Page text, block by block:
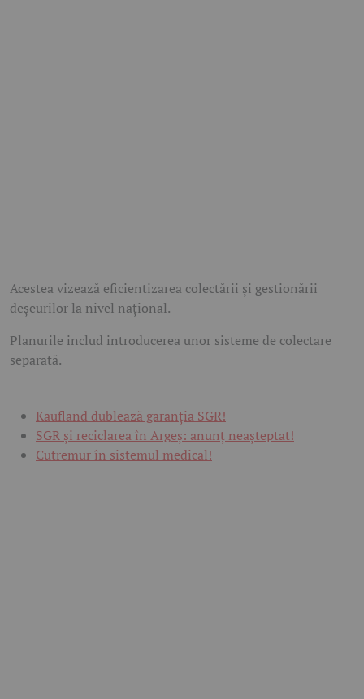
Acestea vizează eficientizarea colectării și gestionării
deșeurilor la nivel național.
Planurile includ introducerea unor sisteme de colectare
separată.
Kaufland dublează garanția SGR!
SGR și reciclarea în Argeș: anunț neașteptat!
Cutremur în sistemul medical!